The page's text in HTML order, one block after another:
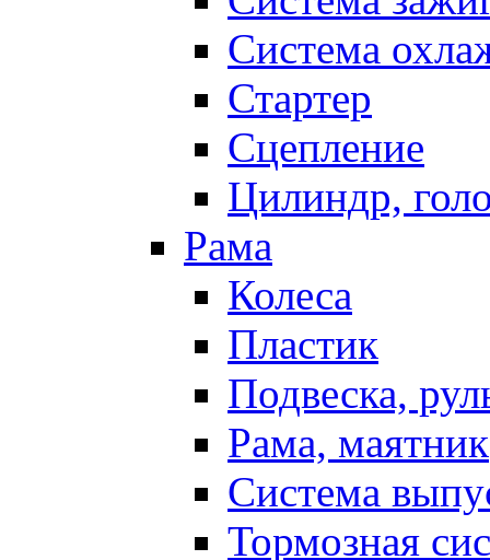
Система
Стартер
Сцепление
Цилиндр,
Рама
Колеса
Пластик
Подвеска,
Рама, маятник
Система
Тормозная